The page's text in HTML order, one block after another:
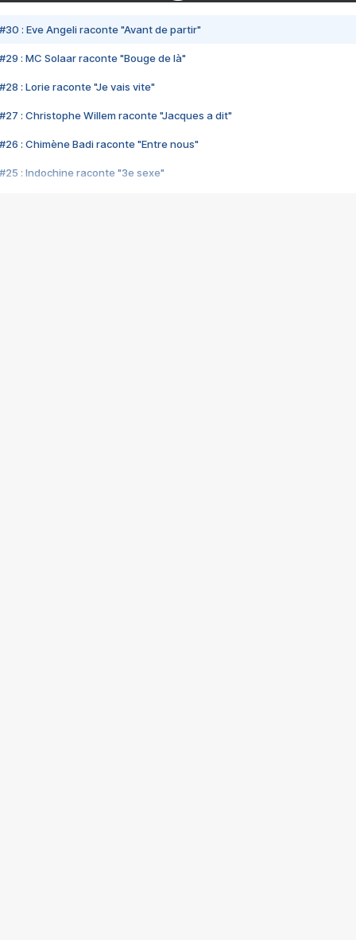
#30 : Eve Angeli raconte "Avant de partir"
#29 : MC Solaar raconte "Bouge de là"
#28 : Lorie raconte "Je vais vite"
#27 : Christophe Willem raconte "Jacques a dit"
#26 : Chimène Badi raconte "Entre nous"
#25 : Indochine raconte "3e sexe"